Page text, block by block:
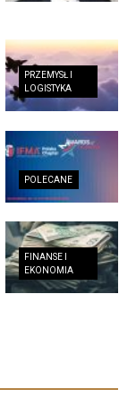
PRZEMYSŁ I
LOGISTYKA
POLECANE
FINANSE I
EKONOMIA